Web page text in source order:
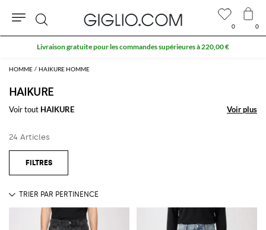
HOMME HAIKURE HOMME
HAIKURE
Voir tout HAIKURE Voir plus
Voir plus
24 Articles
0 0
Rechercher
Livraison gratuite pour les commandes supérieures à 220,00 €